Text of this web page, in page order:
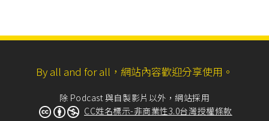
By all and for all，網站內容歡迎分享使用。
除 Podcast 與自製影片以外，網站採用
CC姓名標示-非商業性3.0台灣授權條款